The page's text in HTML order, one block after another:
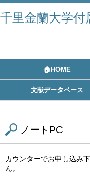
千里金蘭大学付
🏠HOME
文献データベース
ノートPC
カウンターでお申し込み
ん。